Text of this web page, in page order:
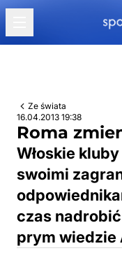
Przejdź do treści
Ze świata
16.04.2013 19:38
Roma
Włoskie
swoimi
czas
prym wiedzie